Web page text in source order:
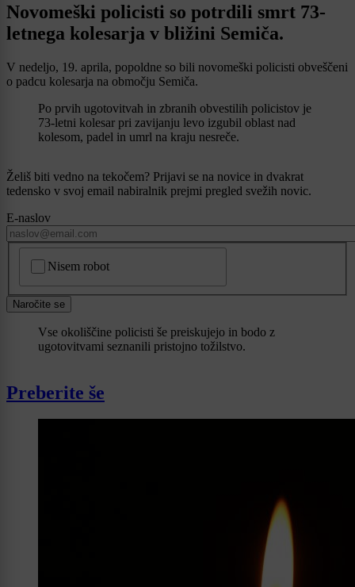
Novomeški policisti so potrdili smrt 73-
letnega kolesarja v bližini Semiča.
V nedeljo, 19. aprila, popoldne so bili novomeški policisti obveščeni
o padcu kolesarja na območju Semiča.
Po prvih ugotovitvah in zbranih obvestilih policistov je
73-letni kolesar pri zavijanju levo izgubil oblast nad
kolesom, padel in umrl na kraju nesreče.
Želiš biti vedno na tekočem? Prijavi se na novice in dvakrat
tedensko v svoj email nabiralnik prejmi pregled svežih novic.
E-naslov
Nisem robot
Naročite se
Vse okoliščine policisti še preiskujejo in bodo z
ugotovitvami seznanili pristojno tožilstvo.
Preberite še